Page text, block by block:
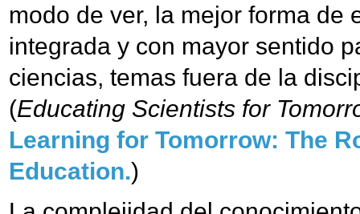
modo de ver, la mejor forma de
integrada y con mayor sentido
ciencias, temas fuera de la
(Educating Scientists for
Learning for Tomorrow: The
Education.)